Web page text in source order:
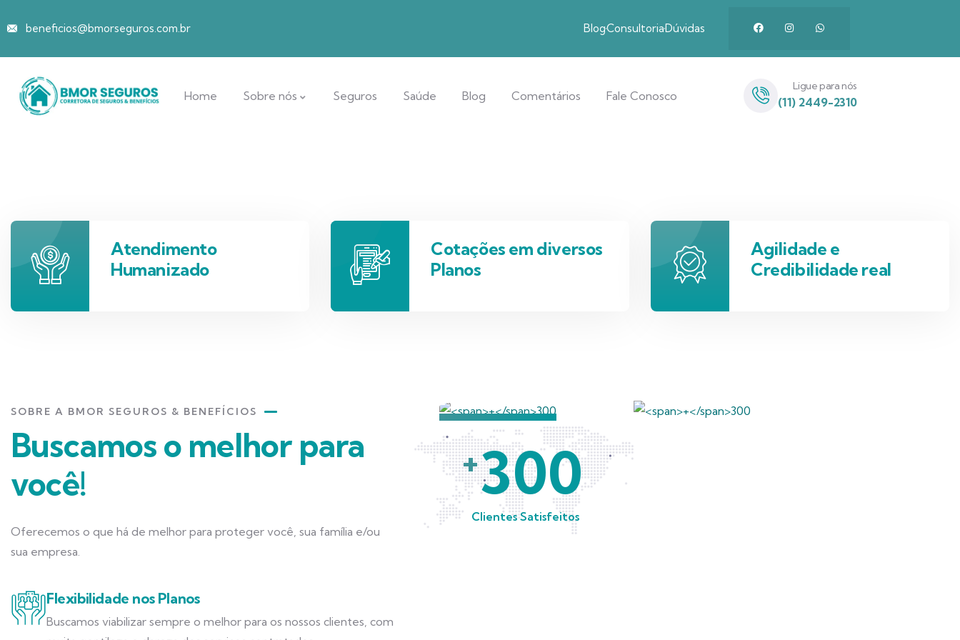
beneficios@bmorseguros.com.br BlogConsultoriaDúvidas
Home Sobre nós Seguros Saúde Blog Comentários Fale Conosco
Ligue para nós
(11) 2449-2310
Atendimento
Humanizado
Cotações em diversos
Planos
Agilidade e
Credibilidade real
SOBRE A BMOR SEGUROS & BENEFÍCIOS
Buscamos o melhor para
você!
Oferecemos o que há de melhor para proteger você, sua família e/ou
sua empresa.
Flexibilidade nos Planos
Buscamos viabilizar sempre o melhor para os nossos clientes, com
+300
Clientes Satisfeitos